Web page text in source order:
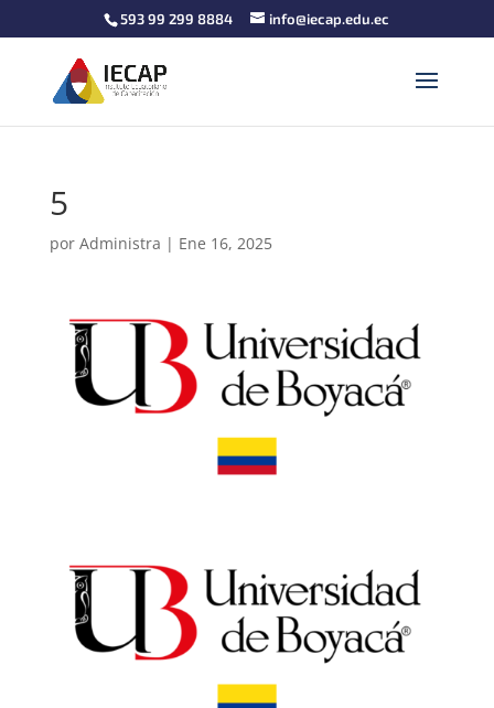
593 99 299 8884 info@iecap.edu.ec
5
por Administra | Ene 16, 2025